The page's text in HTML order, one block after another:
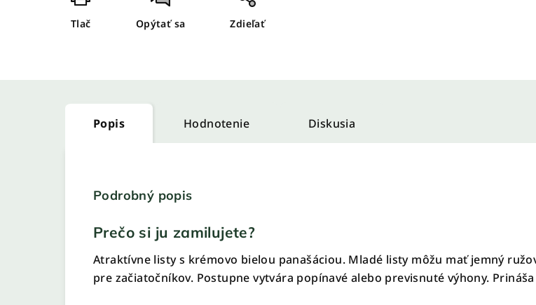
Tlač Opýtať sa Zdieľať
Popis Hodnotenie Diskusia
Podrobný popis
Prečo si ju zamilujete?
Atraktívne listy s krémovo bielou panašáciou. Mladé listy môžu mať jemný
pre začiatočníkov. Postupne vytvára popínavé alebo previsnuté výhony.